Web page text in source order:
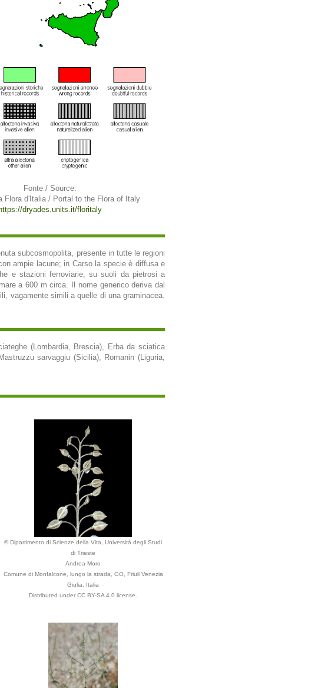
Fonte / Source:
Flora d'Italia / Portal to the Flora of Italy
https://dryades.units.it/floritaly
subcosmopolita, presente in tutte le regioni
ampie lacune; in Carso la specie è diffusa e
e stazioni ferroviarie, su suoli da pietrosi a
a 600 m circa. Il nome generico deriva dal
vagamente simili a quelle di una graminacea.
(Lombardia, Brescia), Erba da sciatica
sarvaggiu (Sicilia), Romanin (Liguria,
© Dipartimento di Scienze della Vita, Università degli Studi
di Trieste
Andrea Moro
Comune di Monfalcone, lungo la strada, GO, Friuli Venezia
Giulia, Italia
Distributed under CC BY-SA 4.0 license.